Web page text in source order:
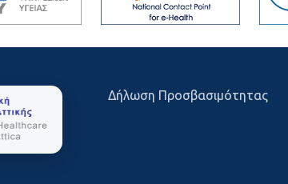
Δήλωση Προσβασιμότητας